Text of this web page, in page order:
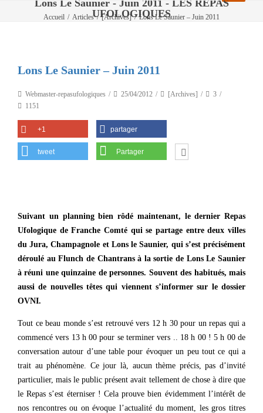
Lons Le Saunier - Juin 2011 - LES REPAS
UFOLOGIQUES
Accueil / Articles / [Archives] / Lons Le Saunier – Juin 2011
Lons Le Saunier – Juin 2011
Webmaster-repasufologiques 25/04/2012 [Archives]
3
1151
+1 partager
tweet Partager
Suivant un planning bien rôdé maintenant, le dernier Repas
Ufologique de Franche Comté qui se partage entre deux villes
du Jura, Champagnole et Lons le Saunier, qui s’est précisément
déroulé au Flunch de Chantrans à la sortie de Lons Le Saunier
à réuni une quinzaine de personnes. Souvent des habitués, mais
aussi de nouvelles têtes qui viennent s’informer sur le dossier
OVNI.
Tout ce beau monde s’est retrouvé vers 12 h 30 pour un repas qui a
commencé vers 13 h 00 pour se terminer vers .. 18 h 00 ! 5 h 00 de
conversation autour d’une table pour évoquer un peu tout ce qui a
trait au phénomène. Ce jour là, aucun thème précis, pas d’invité
particulier, mais le public présent avait tellement de chose à dire que
le Repas s’est éterniser ! Cela prouve bien évidemment l’intérêt de
nos rencontres ou on évoque l’actualité du moment, les gros titres